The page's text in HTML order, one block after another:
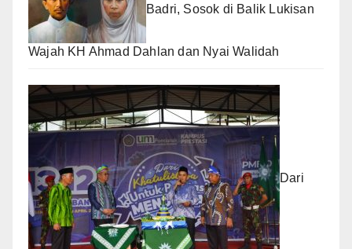
Badri, Sosok di Balik Lukisan
Wajah KH Ahmad Dahlan dan Nyai Walidah
Dari